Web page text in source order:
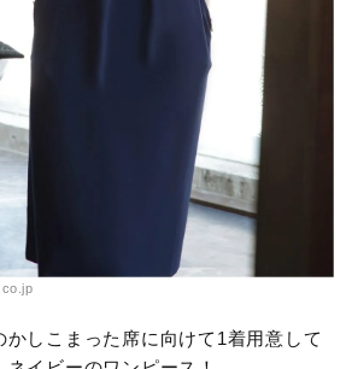
しこまった席に向けて1着用意して